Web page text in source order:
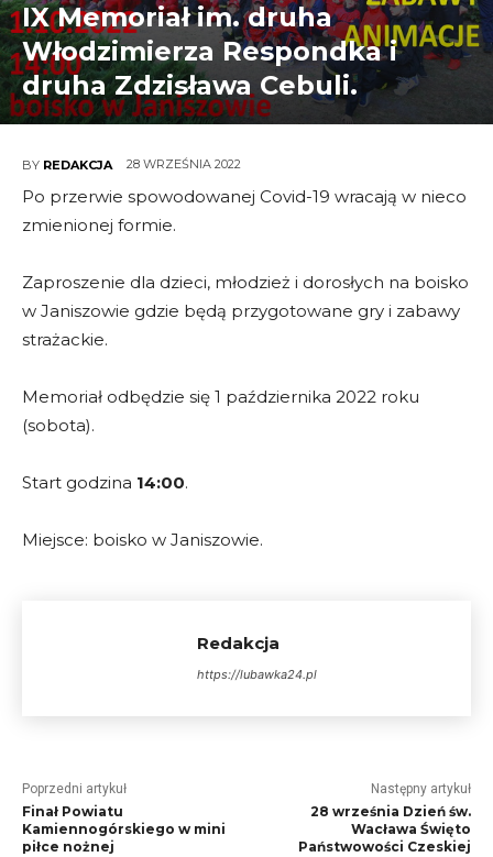
IX Memoriał im. druha
Włodzimierza Respondka i
druha Zdzisława Cebuli.
BY REDAKCJA 28 WRZEŚNIA 2022
Po przerwie spowodowanej Covid-19 wracają w nieco
zmienionej formie.
Zaproszenie dla dzieci, młodzież i dorosłych na boisko
w Janiszowie gdzie będą przygotowane gry i zabawy
strażackie.
Memoriał odbędzie się 1 października 2022 roku
(sobota).
Start godzina 14:00.
Miejsce: boisko w Janiszowie.
Redakcja
https://lubawka24.pl
Poprzedni artykuł
Finał Powiatu
Kamiennogórskiego w mini
piłce nożnej
Następny artykuł
28 września Dzień św.
Wacława Święto
Państwowości Czeskiej